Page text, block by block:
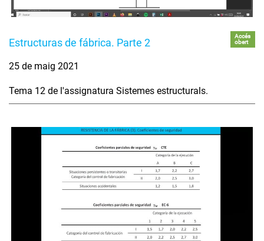
Estructuras de fábrica. Parte 2
Accés
obert
25 de maig 2021
Tema 12 de l'assignatura Sistemes estructurals.